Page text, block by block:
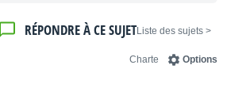
< Liste des sujets
RÉPONDRE À CE SUJET
Options
Charte